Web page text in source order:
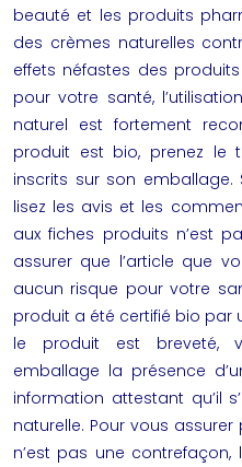
beauté et les produits
des crèmes naturelles
effets néfastes des
pour votre santé,
naturel est fortement
produit est bio, prenez le
inscrits sur son emballage.
lisez les avis et les
aux fiches produits n’est
assurer que l’article que
aucun risque pour votre
produit a été certifié bio par
le produit est breveté,
emballage la présence
information attestant qu’il
naturelle. Pour vous
n’est pas une contrefaçon,